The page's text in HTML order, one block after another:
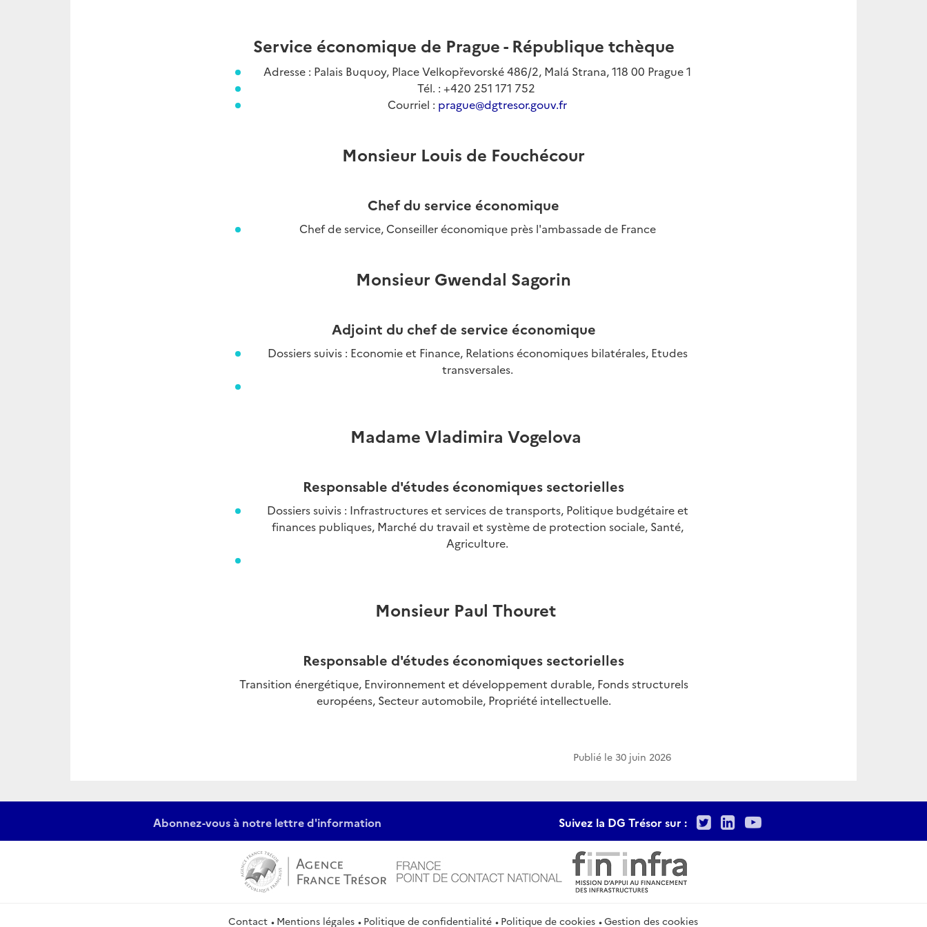
Service économique de Prague - République tchèque
Adresse : Palais Buquoy, Place Velkopřevorské 486/2, Malá Strana, 118 00 Prague 1
Tél. : +420 251 171 752
Courriel : prague@dgtresor.gouv.fr
Monsieur Louis de Fouchécour
Chef du service économique
Chef de service, Conseiller économique près l'ambassade de France
Monsieur Gwendal Sagorin
Adjoint du chef de service économique
Dossiers suivis : Economie et Finance, Relations économiques bilatérales, Etudes
transversales.
Madame Vladimira Vogelova
Responsable d'études économiques sectorielles
Dossiers suivis : Infrastructures et services de transports, Politique budgétaire et
finances publiques, Marché du travail et système de protection sociale, Santé,
Agriculture.
Monsieur Paul Thouret
Responsable d'études économiques sectorielles
Transition énergétique, Environnement et développement durable, Fonds structurels
européens, Secteur automobile, Propriété intellectuelle.
Publié le 30 juin 2026
Abonnez-vous à notre lettre d'information Suivez la DG Trésor sur : TwitterLinkedIn
Youtube
Contact Mentions légales Politique de confidentialité Politique de cookies Gestion des cookies